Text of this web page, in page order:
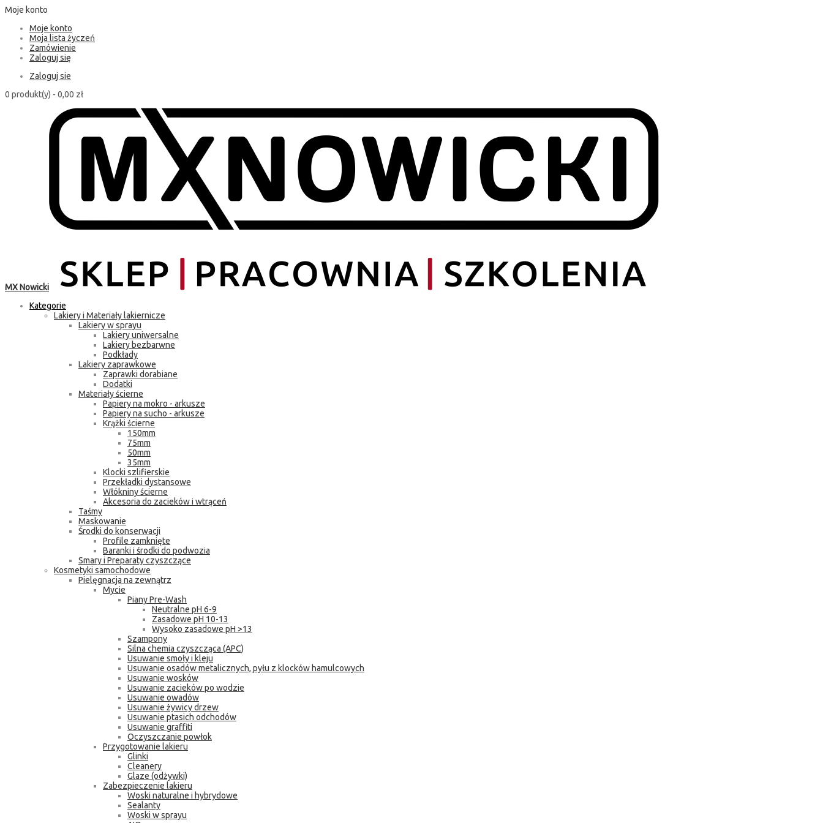
Moje konto
Moje konto
Moja lista życzeń
Zamówienie
Zaloguj się
Zaloguj sie
0 produkt(y) - 0,00 zł
MX Nowicki
Kategorie
Lakiery i Materiały lakiernicze
Lakiery w sprayu
Lakiery uniwersalne
Lakiery bezbarwne
Podkłady
Lakiery zaprawkowe
Zaprawki dorabiane
Dodatki
Materiały ścierne
Papiery na mokro - arkusze
Papiery na sucho - arkusze
Krążki ścierne
150mm
75mm
50mm
35mm
Klocki szlifierskie
Przekładki dystansowe
Włókniny ścierne
Akcesoria do zacieków i wtrąceń
Taśmy
Maskowanie
Środki do konserwacji
Profile zamknięte
Baranki i środki do podwozia
Smary i Preparaty czyszczące
Kosmetyki samochodowe
Pielęgnacja na zewnątrz
Mycie
Piany Pre-Wash
Neutralne pH 6-9
Zasadowe pH 10-13
Wysoko zasadowe pH >13
Szampony
Silna chemia czyszcząca (APC)
Usuwanie smoły i kleju
Usuwanie osadów metalicznych, pyłu z klocków hamulcowych
Usuwanie wosków
Usuwanie zacieków po wodzie
Usuwanie owadów
Usuwanie żywicy drzew
Usuwanie ptasich odchodów
Usuwanie graffiti
Oczyszczanie powłok
Przygotowanie lakieru
Glinki
Cleanery
Glaze (odżywki)
Zabezpieczenie lakieru
Woski naturalne i hybrydowe
Sealanty
Woski w sprayu